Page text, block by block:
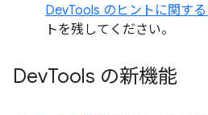
DevTools のヒントに関す
トを残してください。
DevTools の新機能